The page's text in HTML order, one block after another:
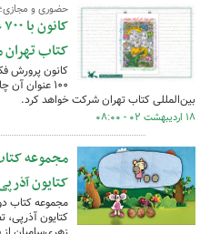
حضوری و مجازی؛
کتاب تهران
۱۰۰ عنوان
بین‌المللی کتاب تهران شرکت خواهد کرد.
۱۸ اردیبهشت ۰۲ - ۰۸:۰۰
مجموعه
کتایون
مجموعه کتاب
کتایون آذرپی،